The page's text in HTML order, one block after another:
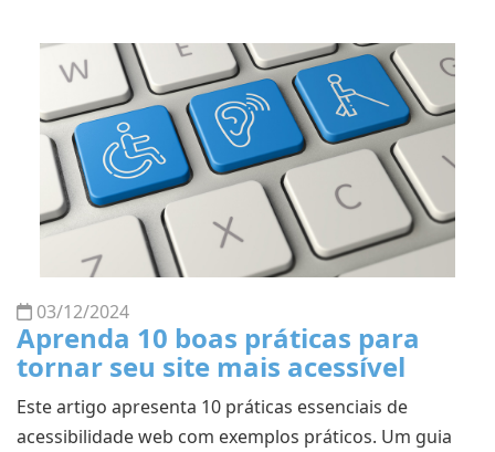
03/12/2024
Aprenda 10 boas práticas para
tornar seu site mais acessível
Este artigo apresenta 10 práticas essenciais de
acessibilidade web com exemplos práticos. Um guia